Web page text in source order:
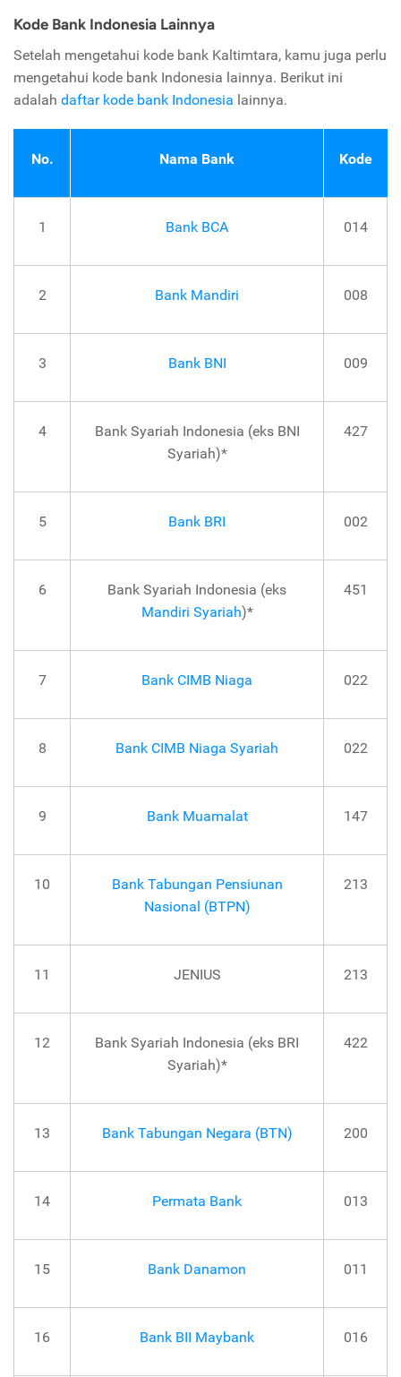
Kode Bank Indonesia Lainnya
Setelah mengetahui kode bank Kaltimtara, kamu juga perlu
mengetahui kode bank Indonesia lainnya. Berikut ini
adalah daftar kode bank Indonesia lainnya.
No. Nama Bank Kode
1 Bank BCA 014
2 Bank Mandiri 008
3 Bank BNI 009
4
Bank Syariah Indonesia (eks BNI
Syariah)*
427
5 Bank BRI 002
6
Bank Syariah Indonesia (eks
Mandiri Syariah)*
451
7 Bank CIMB Niaga 022
8 Bank CIMB Niaga Syariah 022
9 Bank Muamalat 147
10
Bank Tabungan Pensiunan
Nasional (BTPN)
213
11 JENIUS 213
12
Bank Syariah Indonesia (eks BRI
Syariah)*
422
13 Bank Tabungan Negara (BTN) 200
14 Permata Bank 013
15 Bank Danamon 011
16 Bank BII Maybank 016